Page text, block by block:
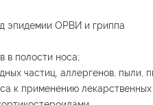
эпидемии ОРВИ и гриппа
в полости носа;
частиц, аллергенов, пыли,
к применению